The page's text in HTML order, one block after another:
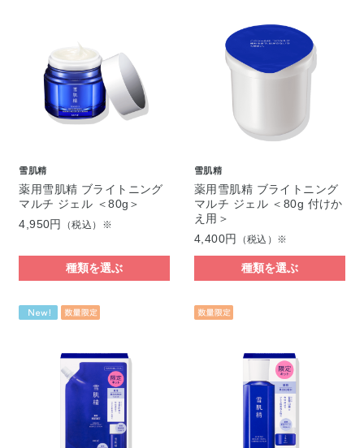
雪肌精
薬用雪肌精 ブライトニング
マルチ ジェル ＜80g＞
4,950円
（税込）※
種類を選ぶ
雪肌精
薬用雪肌精 ブライトニング
マルチ ジェル ＜80g 付けか
え用＞
4,400円
（税込）※
種類を選ぶ